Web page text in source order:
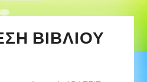
ΒΙΒΛΊΟΥ